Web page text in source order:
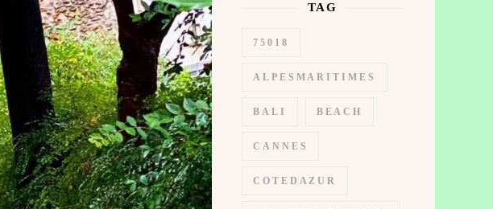
TAG
75018
ALPESMARITIMES
BALI BEACH
CANNES
COTEDAZUR